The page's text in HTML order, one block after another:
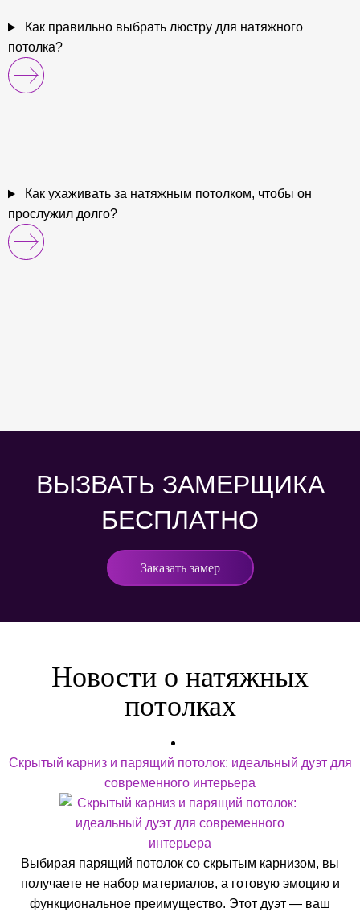
Как правильно выбрать люстру для натяжного
потолка?
Как ухаживать за натяжным потолком, чтобы он
прослужил долго?
ВЫЗВАТЬ ЗАМЕРЩИКА
БЕСПЛАТНО
Заказать замер
Новости о натяжных
потолках
Скрытый карниз и парящий потолок: идеальный дуэт для
современного интерьера
Выбирая парящий потолок со скрытым карнизом, вы
получаете не набор материалов, а готовую эмоцию и
функциональное преимущество. Этот дуэт — ваш